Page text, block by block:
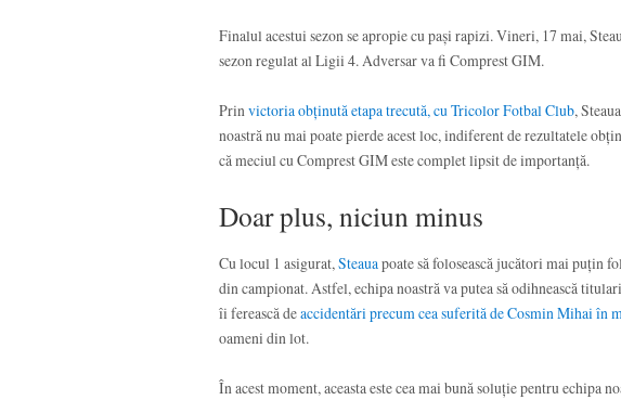
Finalul acestui sezon se apropie cu pași rapizi. Vineri, 17 mai,
sezon regulat al Ligii 4. Adversar va fi Comprest GIM.
Prinvictoria obținută etapa trecută, cu Tricolor Fotbal Club,
noastră nu mai poate pierde acest loc, indiferent de rezultatele
că meciul cu Comprest GIM este complet lipsit de importanță.
Doar plus, niciun minus
Cu locul 1 asigurat, Steaua poate să folosească jucători mai puțin
din campionat. Astfel, echipa noastră va putea să odihnească
îi ferească deaccidentări precum cea suferită de Cosmin Mihai în
oameni din lot.
În acest moment, aceasta este cea mai bună soluție pentru echipa